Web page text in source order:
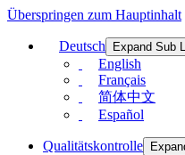
Überspringen zum Hauptinhalt
Deutsch Expand Sub
English
Français
简体中文
Español
Qualitätskontrolle